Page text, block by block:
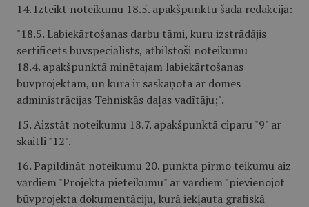
14. Izteikt noteikumu 18.5. apakšpunktu šādā redakcijā:
"18.5. Labiekārtošanas darbu tāmi, kuru izstrādājis
sertificēts būvspeciālists, atbilstoši noteikumu
18.4. apakšpunktā minētajam labiekārtošanas
būvprojektam, un kura ir saskaņota ar domes
administrācijas Tehniskās daļas vadītāju;".
15. Aizstāt noteikumu 18.7. apakšpunktā ciparu "9" ar
skaitli "12".
16. Papildināt noteikumu 20. punkta pirmo teikumu aiz
vārdiem "Projekta pieteikumu" ar vārdiem "pievienojot
būvprojekta dokumentāciju, kurā iekļauta grafiskā